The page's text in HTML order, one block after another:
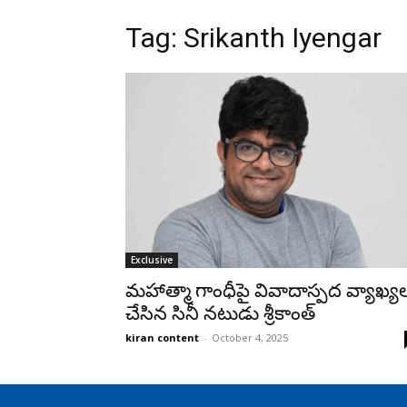
Tag: Srikanth Iyengar
Exclusive
మహాత్మా గాంధీపై వివాదాస్పద
చేసిన సినీ నటుడు శ్రీకాంత్
kiran content - October 4, 2025